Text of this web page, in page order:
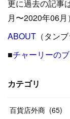
( 15
(24)
(8 )
(17
(12)
)
(12)
19)
(13
(14)
(33 )
(26)
27)
(29
(24)
(31)
(31)
31
(26
(20)
(39)
( 23)
40
(55
(38)
(24)
( 42)
(33
(46)
更に過去の記事
月〜2020年06月
ABOUT （タン
■チャーリーの
カテゴリ
百貨店外商 (65)